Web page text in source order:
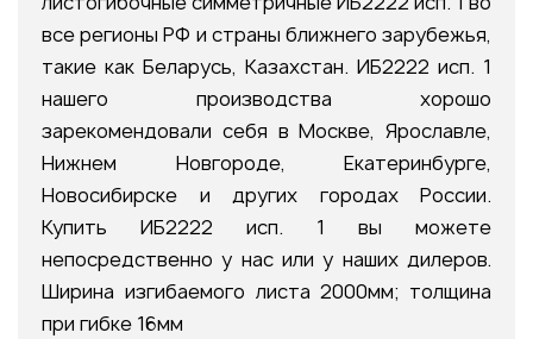
все регионы РФ и страны ближнего зарубежья,
такие как Беларусь, Казахстан. ИБ2222 исп. 1
нашего производства хорошо
зарекомендовали себя в Москве, Ярославле,
Нижнем Новгороде, Екатеринбурге,
Новосибирске и других городах России.
Купить ИБ2222 исп. 1 вы можете
непосредственно у нас или у наших дилеров.
Ширина изгибаемого листа 2000мм; толщина
при гибке 16мм